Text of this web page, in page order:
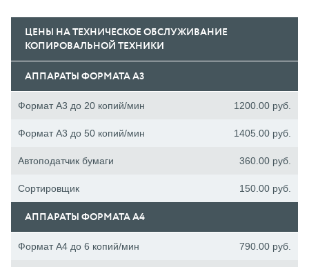
ЦЕНЫ НА ТЕХНИЧЕСКОЕ ОБСЛУЖИВАНИЕ
КОПИРОВАЛЬНОЙ ТЕХНИКИ
АППАРАТЫ ФОРМАТА А3
Формат А3 до 20 копий/мин 1200.00 руб.
Формат А3 до 50 копий/мин 1405.00 руб.
Автоподатчик бумаги 360.00 руб.
Сортировщик 150.00 руб.
АППАРАТЫ ФОРМАТА А4
Формат А4 до 6 копий/мин 790.00 руб.